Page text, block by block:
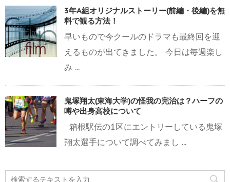
3年A組オリジナルストーリー(前編・後編)を無
料で観る方法！
早いもので今クールのドラマも最終回を迎
えるものが出てきました。 今日は毎週楽し
み ...
鬼塚翔太(東海大学)の怪我の完治は？ハーフの
噂や出身高校について
箱根駅伝の1区にエントリーしている鬼塚
翔太選手について調べてみまし ...